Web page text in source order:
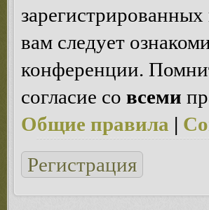
вам следует
конференции.
согласие со всеми
Общие правила |
Регистрация